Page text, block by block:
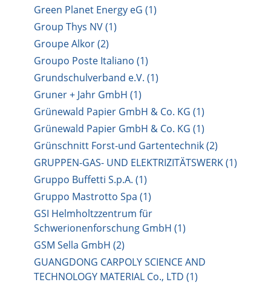
Green Planet Energy eG (1)
Group Thys NV (1)
Groupe Alkor (2)
Groupo Poste Italiano (1)
Grundschulverband e.V. (1)
Gruner + Jahr GmbH (1)
Grünewald Papier GmbH & Co. KG (1)
Grünewald Papier GmbH & Co. KG (1)
Grünschnitt Forst-und Gartentechnik (2)
GRUPPEN-GAS- UND ELEKTRIZITÄTSWERK (1)
Gruppo Buffetti S.p.A. (1)
Gruppo Mastrotto Spa (1)
GSI Helmholtzzentrum für
Schwerionenforschung GmbH (1)
GSM Sella GmbH (2)
GUANGDONG CARPOLY SCIENCE AND
TECHNOLOGY MATERIAL Co., LTD (1)